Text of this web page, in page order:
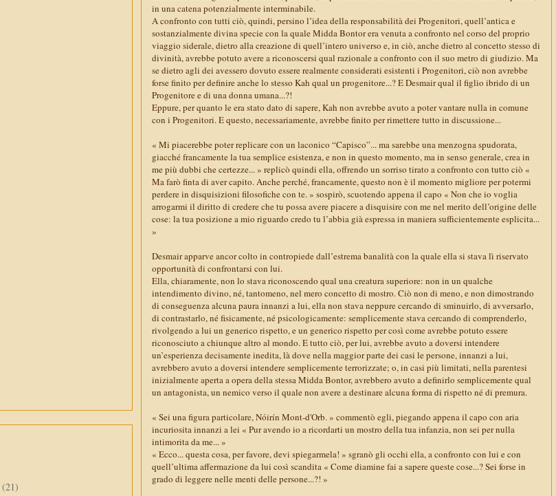
in una catena potenzialmente interminabile.
A confronto con tutti ciò, quindi, persino l’idea della responsabilità dei Progenitori, quell’antica e
sostanzialmente divina specie con la quale Midda Bontor era venuta a confronto nel corso del proprio
viaggio siderale, dietro alla creazione di quell’intero universo e, in ciò, anche dietro al concetto stesso di
divinità, avrebbe potuto avere a riconoscersi qual razionale a confronto con il suo metro di giudizio. Ma
se dietro agli dei avessero dovuto essere realmente considerati esistenti i Progenitori, ciò non avrebbe
forse finito per definire anche lo stesso Kah qual un progenitore...? E Desmair qual il figlio ibrido di un
Progenitore e di una donna umana...?!
Eppure, per quanto le era stato dato di sapere, Kah non avrebbe avuto a poter vantare nulla in comune
con i Progenitori. E questo, necessariamente, avrebbe finito per rimettere tutto in discussione...
« Mi piacerebbe poter replicare con un laconico “Capisco”... ma sarebbe una menzogna spudorata,
giacché francamente la tua semplice esistenza, e non in questo momento, ma in senso generale, crea in
me più dubbi che certezze... » replicò quindi ella, offrendo un sorriso tirato a confronto con tutto ciò «
Ma farò finta di aver capito. Anche perché, francamente, questo non è il momento migliore per potermi
perdere in disquisizioni filosofiche con te. » sospirò, scuotendo appena il capo « Non che io voglia
arrogarmi il diritto di credere che tu possa avere piacere a disquisire con me nel merito dell’origine delle
cose: la tua posizione a mio riguardo credo tu l’abbia già espressa in maniera sufficientemente esplicita...
»
Desmair apparve ancor colto in contropiede dall’estrema banalità con la quale ella si stava lì riservato
opportunità di confrontarsi con lui.
Ella, chiaramente, non lo stava riconoscendo qual una creatura superiore: non in un qualche
intendimento divino, né, tantomeno, nel mero concetto di mostro. Ciò non di meno, e non dimostrando
di conseguenza alcuna paura innanzi a lui, ella non stava neppure cercando di sminuirlo, di avversarlo,
di contrastarlo, né fisicamente, né psicologicamente: semplicemente stava cercando di comprenderlo,
rivolgendo a lui un generico rispetto, e un generico rispetto per così come avrebbe potuto essere
riconosciuto a chiunque altro al mondo. E tutto ciò, per lui, avrebbe avuto a doversi intendere
un’esperienza decisamente inedita, là dove nella maggior parte dei casi le persone, innanzi a lui,
avrebbero avuto a doversi intendere semplicemente terrorizzate; o, in casi più limitati, nella parentesi
inizialmente aperta a opera della stessa Midda Bontor, avrebbero avuto a definirlo semplicemente qual
un antagonista, un nemico verso il quale non avere a destinare alcuna forma di rispetto né di premura.
« Sei una figura particolare, Nóirín Mont-d'Orb. » commentò egli, piegando appena il capo con aria
incuriosita innanzi a lei « Pur avendo io a ricordarti un mostro della tua infanzia, non sei per nulla
intimorita da me... »
« Ecco... questa cosa, per favore, devi spiegarmela! » sgranò gli occhi ella, a confronto con lui e con
quell’ultima affermazione da lui così scandita « Come diamine fai a sapere queste cose...? Sei forse in
grado di leggere nelle menti delle persone...?! »
(21)